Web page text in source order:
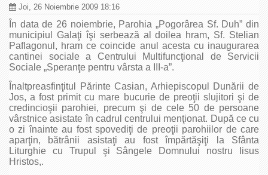
Joi, 26 Noiembrie 2009 18:16
În data de 26 noiembrie, Parohia „Pogorârea Sf. Duh” din
municipiul Galaţi îşi serbează al doilea hram, Sf. Stelian
Paflagonul, hram ce coincide anul acesta cu inaugurarea
cantinei sociale a Centrului Multifuncţional de Servicii
Sociale „Speranţe pentru vârsta a III-a”.
Înaltpreasfinţitul Părinte Casian, Arhiepiscopul Dunării de
Jos, a fost primit cu mare bucurie de preoţii slujitori şi de
credincioşii parohiei, precum şi de cele 50 de persoane
vârstnice asistate în cadrul centrului menţionat. După ce cu
o zi înainte au fost spovediţi de preoţii parohiilor de care
aparţin, bătrânii asistaţi au fost împărtăşiţi la Sfânta
Liturghie cu Trupul şi Sângele Domnului nostru Iisus
Hristos,.